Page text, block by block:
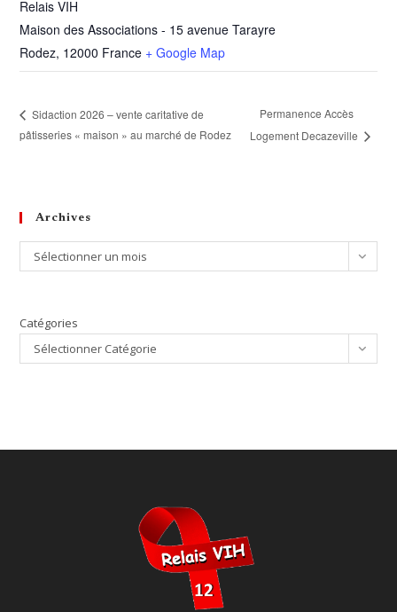
Relais VIH
Maison des Associations - 15 avenue Tarayre
Rodez, 12000 France + Google Map
Sidaction 2026 – vente caritative de
pâtisseries « maison » au marché de Rodez
Permanence Accès
Logement Decazeville
Archives
Archives
Sélectionner un mois
Catégories
Sélectionner Catégorie